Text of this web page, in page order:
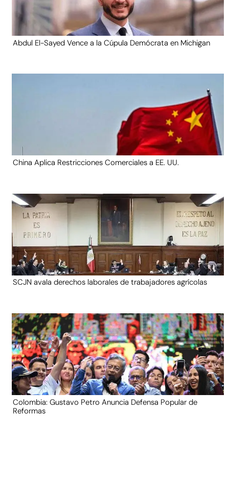
Abdul El-Sayed Vence a la Cúpula Demócrata en Michigan
China Aplica Restricciones Comerciales a EE. UU.
SCJN avala derechos laborales de trabajadores agrícolas
Colombia: Gustavo Petro Anuncia Defensa Popular de
Reformas